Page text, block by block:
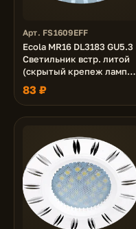
Арт. FS1609EFF
Ecola MR16 DL3183 GU5.3
Светильник встр. литой
(скрытый крепеж лампы)
матовый Хром/Алюм
Полоски по кругу 23x78
(кd74)
83 ₽